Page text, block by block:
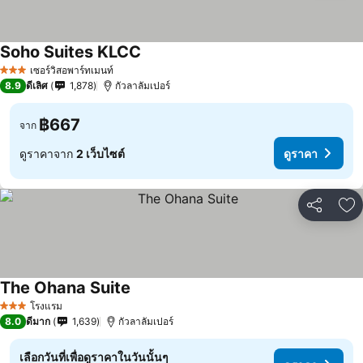
3 ดาว เซอร์วิสอพาร์ทเมนท์
Soho Suites KLCC
8.9 ดีเลิศ 1,878 กัวลาลัมเปอร์
จาก ฿667
ดูราคาจาก 2 เว็บไซต์ ดูราคา
แชร์ เ
3 ดาว โรงแรม
The Ohana Suite
8.0 ดีมาก 1,639 กัวลาลัมเปอร์
เลือกวันที่เพื่อดูราคาในวันนั้นๆ